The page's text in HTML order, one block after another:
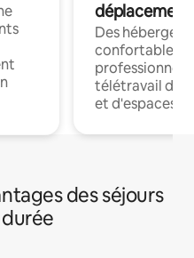
déplacement
Des
confortables
professionnels
télétravail
et d'espaces
des séjours